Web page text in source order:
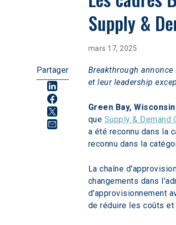
Supply &
mars 17, 2025
Partager
Breakthrough
et leur leadership
Green Bay,
que Supply & Demand
a été reconnu dans la
reconnu dans la
La chaîne
changements dans
d'approvisionnement
de réduire les coûts